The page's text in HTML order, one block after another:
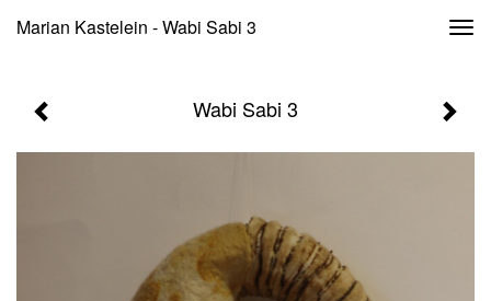
Marian Kastelein - Wabi Sabi 3
Wabi Sabi 3